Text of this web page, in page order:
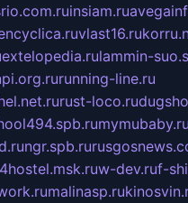
insiam.ru
vlast16.ru
extelopedia.rulammin-
running-line.ru
rust-loco.ru
mymubaby.ru
ngr.spb.ru
w-dev.ruf-
malinasp.ru